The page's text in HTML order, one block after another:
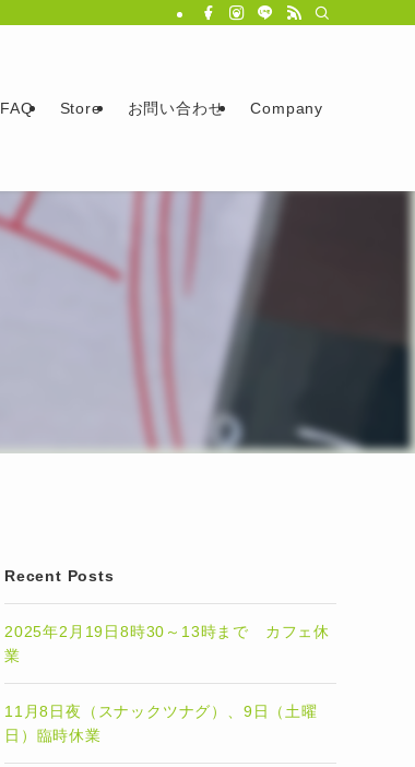
FAQ Store お問い合わせ Company
Recent Posts
2025年2月19日8時30～13時まで カフェ休
業
11月8日夜（スナックツナグ）、9日（土曜
日）臨時休業